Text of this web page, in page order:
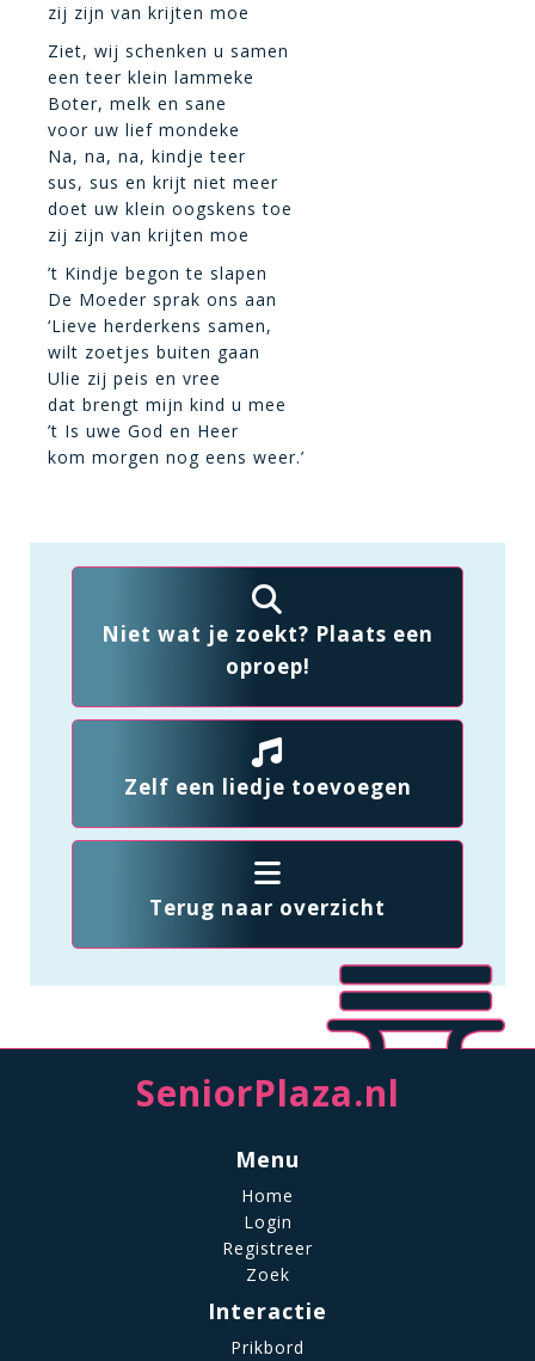
zij zijn van krijten moe
Ziet, wij schenken u samen
een teer klein lammeke
Boter, melk en sane
voor uw lief mondeke
Na, na, na, kindje teer
sus, sus en krijt niet meer
doet uw klein oogskens toe
zij zijn van krijten moe
’t Kindje begon te slapen
De Moeder sprak ons aan
‘Lieve herderkens samen,
wilt zoetjes buiten gaan
Ulie zij peis en vree
dat brengt mijn kind u mee
’t Is uwe God en Heer
kom morgen nog eens weer.’
Niet wat je zoekt? Plaats een
oproep!
Zelf een liedje toevoegen
Terug naar overzicht
SeniorPlaza.nl
Menu
Home
Login
Registreer
Zoek
Interactie
Prikbord